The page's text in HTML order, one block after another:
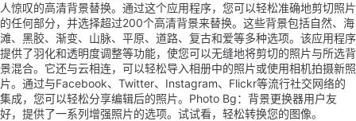
人惊叹的高清背景替换。通过这个应用程序，您可以轻松准确地剪切照片
的任何部分，并选择超过200个高清背景来替换。这些背景包括自然、海
滩、黑胶、渐变、山脉、平原、道路、复古和爱等多种选项。该应用程序
提供了羽化和透明度调整等功能，使您可以无缝地将剪切的照片与所选背
景混合。它还与云相连，可以轻松导入相册中的照片或使用相机拍摄新照
片。通过与Facebook、Twitter、Instagram、Flickr等流行社交网络的
集成，您可以轻松分享编辑后的照片。Photo Bg：背景更换器用户友
好，提供了一系列增强照片的选项。试试看，轻松转换您的图像。